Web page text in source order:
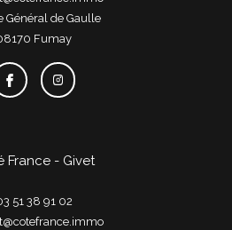
Général de Gaulle
fumay
France - Givet
51 38 91 02